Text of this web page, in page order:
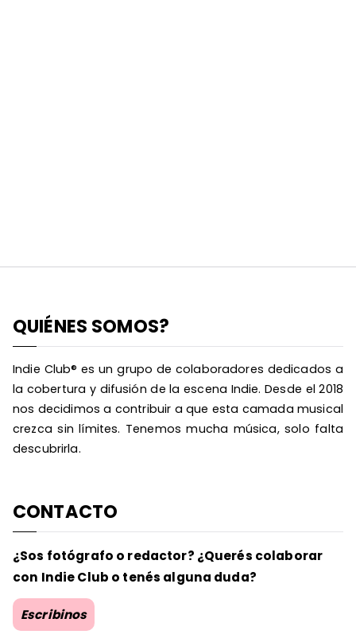
QUIÉNES SOMOS?
Indie Club® es un grupo de colaboradores dedicados a
la cobertura y difusión de la escena Indie. Desde el 2018
nos decidimos a contribuir a que esta camada musical
crezca sin límites. Tenemos mucha música, solo falta
descubrirla.
CONTACTO
¿Sos fotógrafo o redactor? ¿Querés colaborar
con Indie Club o tenés alguna duda?
Escribinos